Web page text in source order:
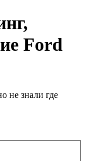
Ford
не знали где